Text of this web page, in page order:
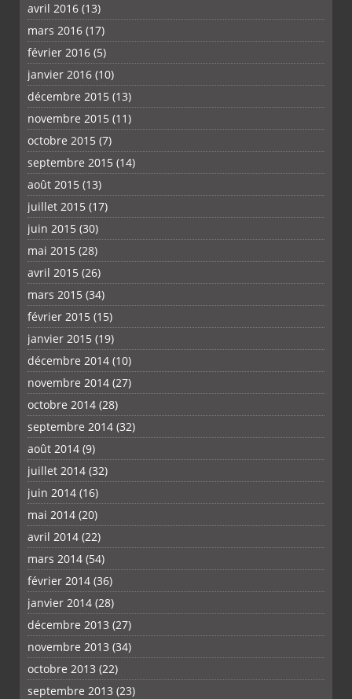
avril 2016 (13)
mars 2016 (17)
février 2016 (5)
janvier 2016 (10)
décembre 2015 (13)
novembre 2015 (11)
octobre 2015 (7)
septembre 2015 (14)
août 2015 (13)
juillet 2015 (17)
juin 2015 (30)
mai 2015 (28)
avril 2015 (26)
mars 2015 (34)
février 2015 (15)
janvier 2015 (19)
décembre 2014 (10)
novembre 2014 (27)
octobre 2014 (28)
septembre 2014 (32)
août 2014 (9)
juillet 2014 (32)
juin 2014 (16)
mai 2014 (20)
avril 2014 (22)
mars 2014 (54)
février 2014 (36)
janvier 2014 (28)
décembre 2013 (27)
novembre 2013 (34)
octobre 2013 (22)
septembre 2013 (23)